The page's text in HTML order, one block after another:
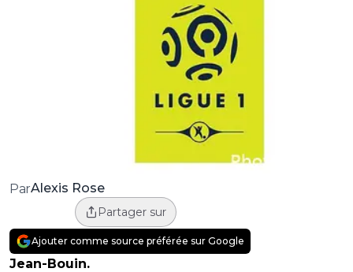
ParAlexis Rose
Partager sur
Ajouter comme source préférée sur Google
Jean-Bouin.